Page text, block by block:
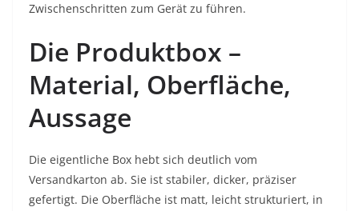
Zwischenschritten zum Gerät zu führen.
Die Produktbox –
Material, Oberfläche,
Aussage
Die eigentliche Box hebt sich deutlich vom
Versandkarton ab. Sie ist stabiler, dicker, präziser
gefertigt. Die Oberfläche ist matt, leicht strukturiert, in